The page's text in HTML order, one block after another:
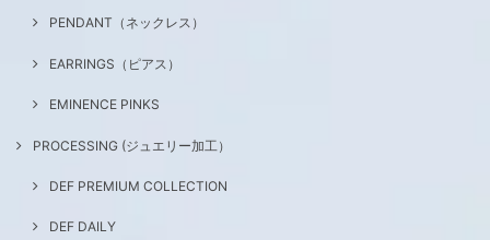
PENDANT（ネックレス）
EARRINGS（ピアス）
EMINENCE PINKS
PROCESSING (ジュエリー加工）
DEF PREMIUM COLLECTION
DEF DAILY